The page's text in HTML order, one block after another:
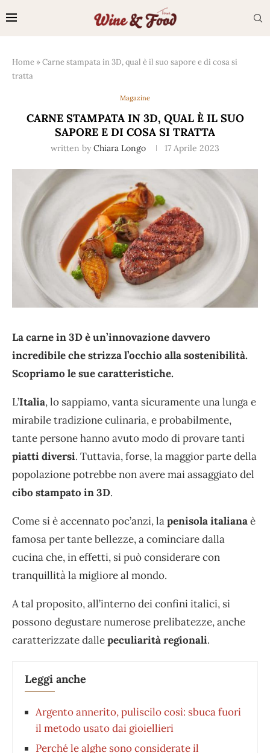
Home »Carne stampata in 3D, qual è il suo sapore e di cosa si
tratta
Magazine
CARNE STAMPATA IN 3D, QUAL È IL SUO
SAPORE E DI COSA SI TRATTA
written by Chiara Longo 17 Aprile 2023
La carne in 3D è un’innovazione davvero
incredibile che strizza l’occhio alla sostenibilità.
Scopriamo le sue caratteristiche.
L’Italia, lo sappiamo, vanta sicuramente una lunga e
mirabile tradizione culinaria, e probabilmente,
tante persone hanno avuto modo di provare tanti
piatti diversi. Tuttavia, forse, la maggior parte della
popolazione potrebbe non avere mai assaggiato del
cibo stampato in 3D.
Come si è accennato poc’anzi, lapenisola italianaè
famosa per tante bellezze, a cominciare dalla
cucina che, in effetti, si può considerare con
tranquillità la migliore al mondo.
A tal proposito, all’interno dei confini italici, si
possono degustare numerose prelibatezze, anche
caratterizzate dallepeculiarità regionali.
Leggi anche
Argento annerito, puliscilo così: sbuca fuori
il metodo usato dai gioiellieri
Perché le alghe sono considerate il